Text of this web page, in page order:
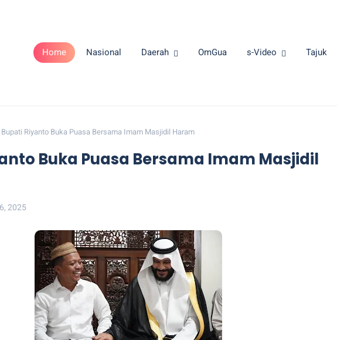
Home Nasional Daerah OmGua s-Video Tajuk
Bupati Riyanto Buka Puasa Bersama Imam Masjidil Haram
Buka Puasa Bersama Imam Masjidil
2025